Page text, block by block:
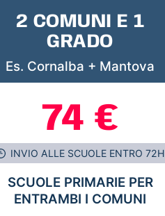
2 COMUNI E 1
GRADO
Es. Cornalba + Mantova
74 €
INVIO ALLE SCUOLE ENTRO 72H
SCUOLE PRIMARIE PER
ENTRAMBI I COMUNI